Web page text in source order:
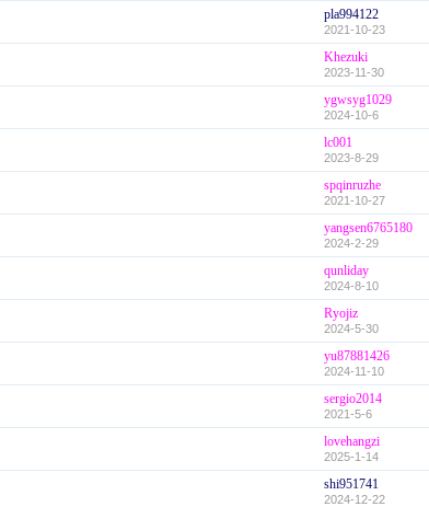
pla994122
2021-10-23
Khezuki
2023-11-30
ygwsyg1029
2024-10-6
lc001
2023-8-29
spqinruzhe
2021-10-27
yangsen6765180
2024-2-29
qunliday
2024-8-10
Ryojiz
2024-5-30
yu87881426
2024-11-10
sergio2014
2021-5-6
lovehangzi
2025-1-14
shi951741
2024-12-22